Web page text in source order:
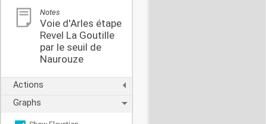
Notes
Voie d'Arles étape
Revel La Goutille
par le seuil de
Naurouze
Actions
Graphs